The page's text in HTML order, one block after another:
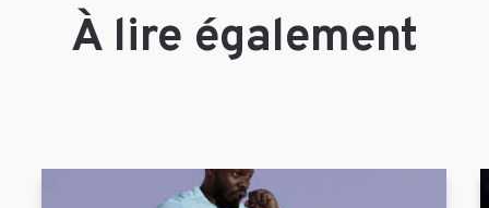
À lire également